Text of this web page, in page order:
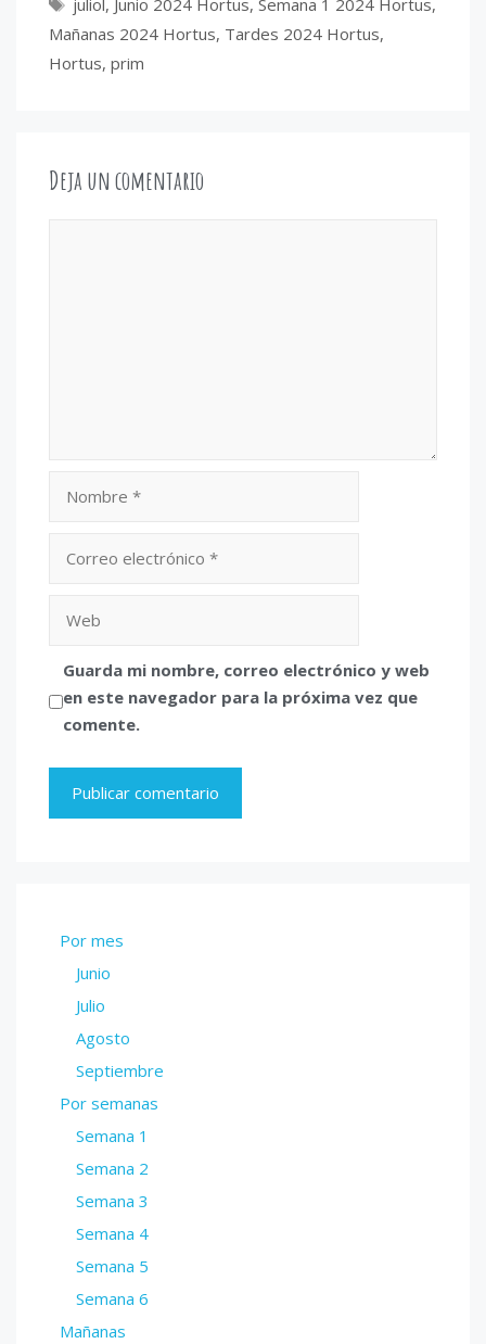
Mañanas 2024 Hortus, Tardes 2024 Hortus,
Hortus, prim
Deja un comentario
electrónico
Guarda mi nombre, correo electrónico y web
en este navegador para la próxima vez que
comente.
Por mes
Junio
Julio
Agosto
Septiembre
Por semanas
Semana 1
Semana 2
Semana 3
Semana 4
Semana 5
Semana 6
Mañanas